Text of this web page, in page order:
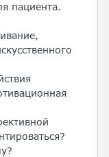
пациента.